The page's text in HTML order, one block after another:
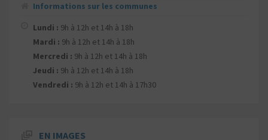
Informations sur les communes
Lundi : 9h à 12h et 14h à 18h
Mardi : 9h à 12h et 14h à 18h
Mercredi : 9h à 12h et 14h à 18h
Jeudi : 9h à 12h et 14h à 18h
Vendredi : 9h à 12h et 14h à 17h30
EN IMAGES